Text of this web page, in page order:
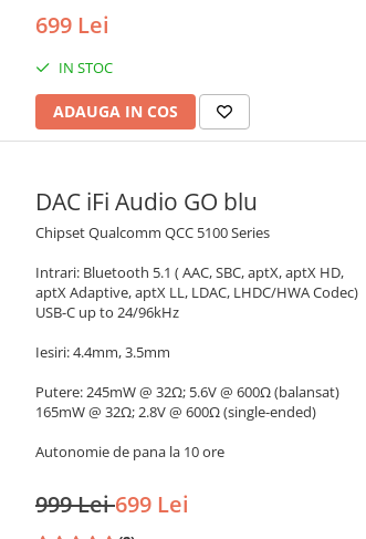
699 Lei
IN STOC
ADAUGA IN COS
DAC iFi Audio GO blu
Chipset Qualcomm QCC 5100 Series
Intrari: Bluetooth 5.1 ( AAC, SBC, aptX, aptX HD,
aptX Adaptive, aptX LL, LDAC, LHDC/HWA Codec)
USB-C up to 24/96kHz
Iesiri: 4.4mm, 3.5mm
Putere: 245mW @ 32Ω; 5.6V @ 600Ω (balansat)
165mW @ 32Ω; 2.8V @ 600Ω (single-ended)
Autonomie de pana la 10 ore
999 Lei699 Lei